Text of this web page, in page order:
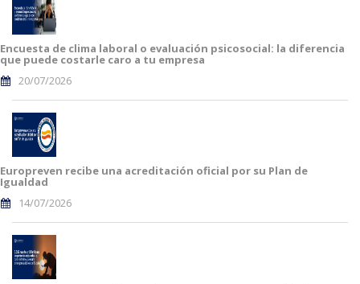
Encuesta de clima laboral o evaluación psicosocial: la diferencia
que puede costarle caro a tu empresa
20/07/2026
Europreven recibe una acreditación oficial por su Plan de
Igualdad
14/07/2026